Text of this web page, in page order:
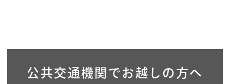
公共交通機関で お越しの方へ